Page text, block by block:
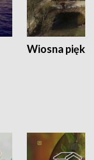
Wiosna